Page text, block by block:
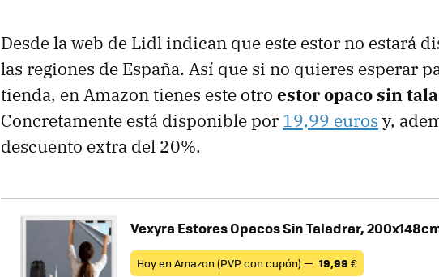
Desde la web de Lidl indican que este estor no estará
las regiones de España. Así que si no quieres esperar
tienda, en Amazon tienes este otro estor opaco sin
Concretamente está disponible por 19,99 euros y,
descuento extra del 20%.
Vexyra Estores Opacos Sin Taladrar,
Hoy en Amazon (PVP con cupón) — 19,99 €